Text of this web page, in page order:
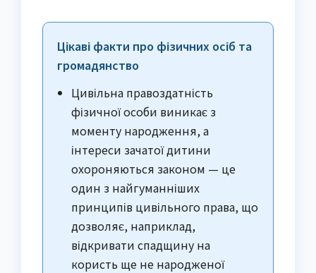
Цікаві факти про фізичних осіб та
громадянство
Цивільна правоздатність
фізичної особи виникає з
моменту народження, а
інтереси зачатої дитини
охороняються законом — це
один з найгуманніших
принципів цивільного права, що
дозволяє, наприклад,
відкривати спадщину на
користь ще не народженої